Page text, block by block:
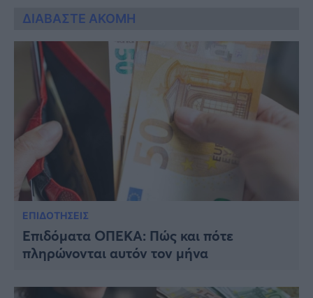
ΔΙΑΒΑΣΤΕ ΑΚΟΜΗ
ΕΠΙΔΟΤΗΣΕΙΣ
Επιδόματα ΟΠΕΚΑ: Πώς και πότε
πληρώνονται αυτόν τον μήνα